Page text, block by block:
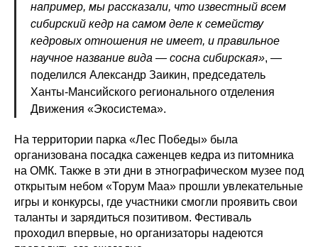
например, мы рассказали, что известный всем
сибирский кедр на самом деле к семейству
кедровых отношения не имеет, и правильное
научное название вида — сосна сибирская», —
поделился Александр Заикин, председатель
Ханты-Мансийского регионального отделения
Движения «Экосистема».
На территории парка «Лес Победы» была
организована посадка саженцев кедра из питомника
на ОМК. Также в эти дни в этнографическом музее под
открытым небом «Торум Маа» прошли увлекательные
игры и конкурсы, где участники смогли проявить свои
таланты и зарядиться позитивом. Фестиваль
проходил впервые, но организаторы надеются